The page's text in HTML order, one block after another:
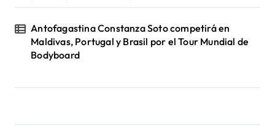
Antofagastina Constanza Soto competirá en
Maldivas, Portugal y Brasil por el Tour Mundial de
Bodyboard